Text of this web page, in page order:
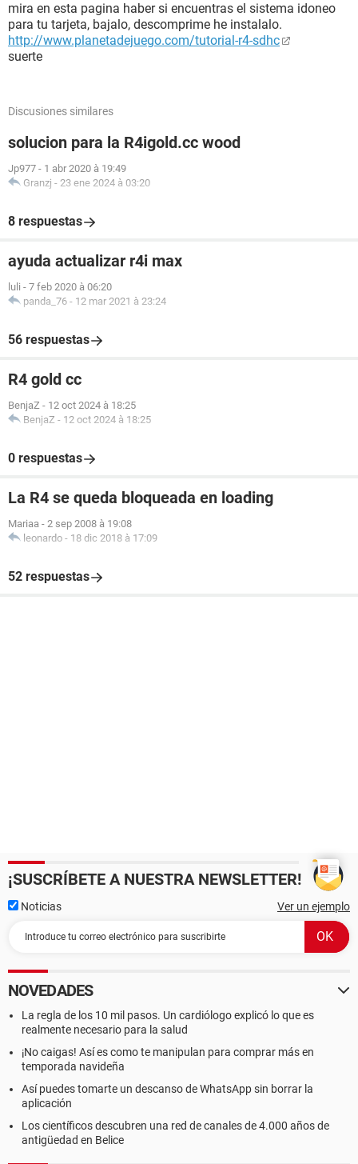
mira en esta pagina haber si encuentras el sistema idoneo
para tu tarjeta, bajalo, descomprime he instalalo.
http://www.planetadejuego.com/tutorial-r4-sdhc
suerte
Discusiones similares
solucion para la R4igold.cc wood
Jp977 - 1 abr 2020 à 19:49
Granzj - 23 ene 2024 à 03:20
8 respuestas
ayuda actualizar r4i max
luli - 7 feb 2020 à 06:20
panda_76 - 12 mar 2021 à 23:24
56 respuestas
R4 gold cc
BenjaZ - 12 oct 2024 à 18:25
BenjaZ - 12 oct 2024 à 18:25
0 respuestas
La R4 se queda bloqueada en loading
Mariaa - 2 sep 2008 à 19:08
leonardo - 18 dic 2018 à 17:09
52 respuestas
¡SUSCRÍBETE A NUESTRA NEWSLETTER!
Noticias Ver un ejemplo
NOVEDADES
La regla de los 10 mil pasos. Un cardiólogo explicó lo que es
realmente necesario para la salud
¡No caigas! Así es como te manipulan para comprar más en
temporada navideña
Así puedes tomarte un descanso de WhatsApp sin borrar la
aplicación
Los científicos descubren una red de canales de 4.000 años de
antigüedad en Belice